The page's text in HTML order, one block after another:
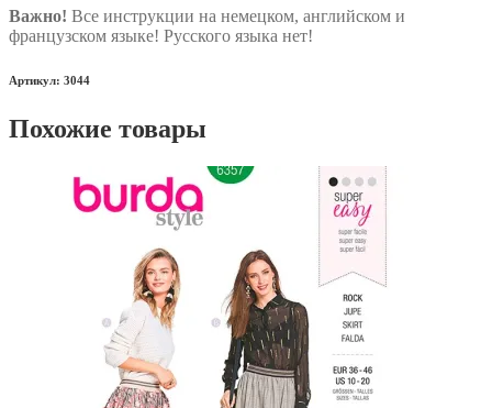
Важно! Все инструкции на немецком, английском и
французском языке! Русского языка нет!
Артикул: 3044
Похожие товары